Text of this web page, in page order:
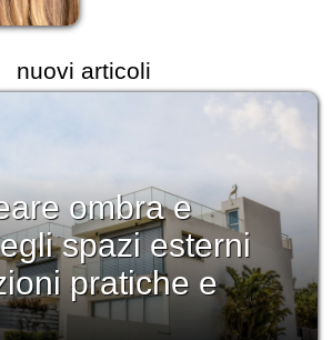
nuovi articoli
ombra e
spazi esterni
pratiche e